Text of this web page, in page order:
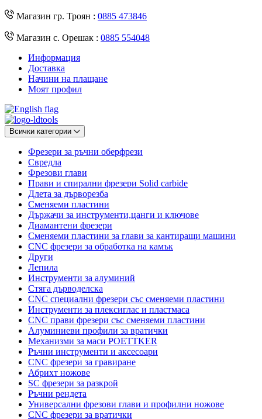
Магазин гр. Троян : 0885 473846
Магазин с. Орешак : 0885 554048
Информация
Доставка
Начини на плащане
Моят профил
Всички категории
Фрезери за ръчни оберфрези
Свредла
Фрезови глави
Прави и спирални фрезери Solid carbide
Длета за дърворезба
Сменяеми пластини
Държачи за инструменти,цанги и ключове
Диамантени фрезери
Сменяеми пластини за глави за кантиращи машини
CNC фрезери за обработка на камък
Други
Лепила
Инструменти за алуминий
Стяга дърводелска
CNC специални фрезери със сменяеми пластини
Инструменти за плексиглас и пластмаса
CNC прави фрезери със сменяеми пластини
Алуминиеви профили за вратички
Механизми за маси POETTKER
Ръчни инструменти и аксесоари
CNC фрезери за гравиране
Абрихт ножове
SC фрезери за разкрой
Ръчни рендета
Универсални фрезови глави и профилни ножове
CNC фрезери за вратички